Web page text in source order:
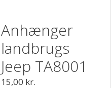
Anhænger
landbrugs
Jeep TA8001
15,00 kr.